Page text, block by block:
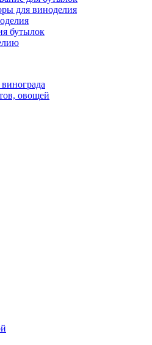
для виноделия
бутылок
овощей